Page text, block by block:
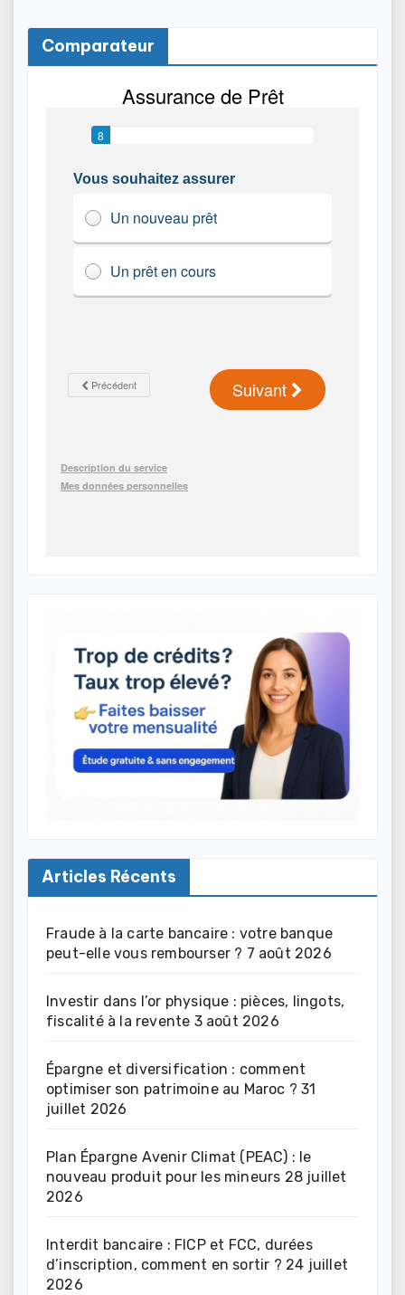
Comparateur
Articles Récents
Fraude à la carte bancaire : votre banque
peut-elle vous rembourser ? 7 août 2026
Investir dans l’or physique : pièces, lingots,
fiscalité à la revente 3 août 2026
Épargne et diversification : comment
optimiser son patrimoine au Maroc ? 31
juillet 2026
Plan Épargne Avenir Climat (PEAC) : le
nouveau produit pour les mineurs 28 juillet
2026
Interdit bancaire : FICP et FCC, durées
d’inscription, comment en sortir ? 24 juillet
2026